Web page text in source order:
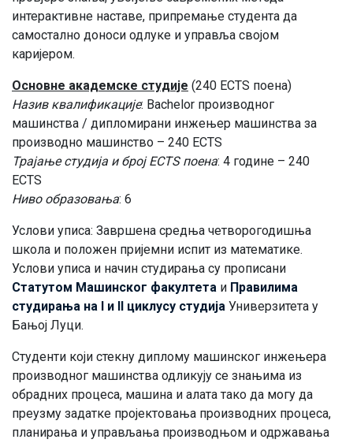
интерактивне наставе, припремање студента да
самостално доноси одлуке и управља својом
каријером.
Основне академске студије (240 ECTS поена)
Назив квалификације: Bachelor производног
машинства / дипломирани инжењер машинства за
производно машинство – 240 ECTS
Трајање студија и број ECTS поена: 4 године – 240
ECTS
Ниво образовања: 6
Услови уписа: Завршена средња четворогодишња
школа и положен пријемни испит из математике.
Услови уписа и начин студирања су прописани
Статутом Машинског факултета и Правилима
студирања на I и II циклусу студија Универзитета у
Бањој Луци.
Студенти који стекну диплому машинског инжењера
производног машинства одликују се знањима из
обрадних процеса, машина и алата тако да могу да
преузму задатке пројектовања производних процеса,
планирања и управљања производњом и одржавања